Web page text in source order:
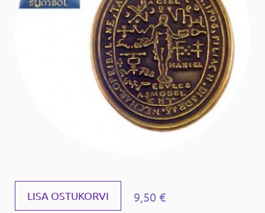
LISA OSTUKORVI 9,50 €